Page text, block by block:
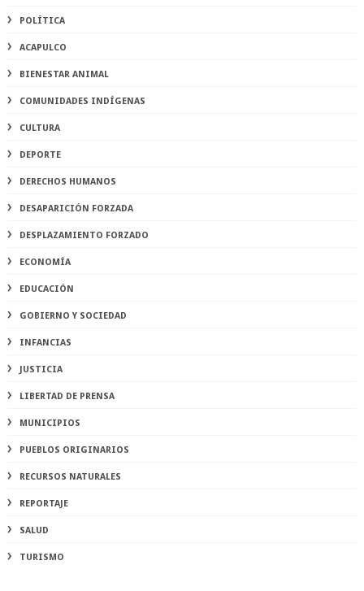
POLÍTICA
ACAPULCO
BIENESTAR ANIMAL
COMUNIDADES INDÍGENAS
CULTURA
DEPORTE
DERECHOS HUMANOS
DESAPARICIÓN FORZADA
DESPLAZAMIENTO FORZADO
ECONOMÍA
EDUCACIÓN
GOBIERNO Y SOCIEDAD
INFANCIAS
JUSTICIA
LIBERTAD DE PRENSA
MUNICIPIOS
PUEBLOS ORIGINARIOS
RECURSOS NATURALES
REPORTAJE
SALUD
TURISMO